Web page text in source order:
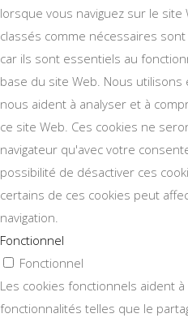
lorsque vous naviguez sur le site
classés comme nécessaires
car ils sont essentiels au
base du site Web. Nous
nous aident à analyser et à
ce site Web. Ces cookies ne
navigateur qu'avec votre
possibilité de désactiver ces
certains de ces cookies peut
navigation.
Fonctionnel
Fonctionnel
Les cookies fonctionnels aident
fonctionnalités telles que le